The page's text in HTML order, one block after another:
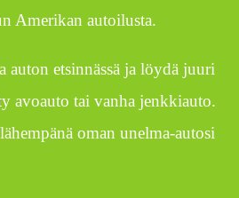
Amerikan autoilusta.
auton etsinnässä ja löydä juuri
avoauto tai vanha jenkkiauto.
oman unelma-autosi